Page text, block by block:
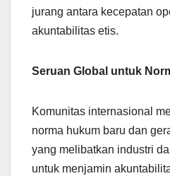
jurang antara kecepatan
akuntabilitas etis.
Seruan Global untuk
Komunitas internasional
norma hukum baru dan
yang melibatkan industri
untuk menjamin